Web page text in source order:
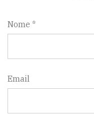
Nome *
Email